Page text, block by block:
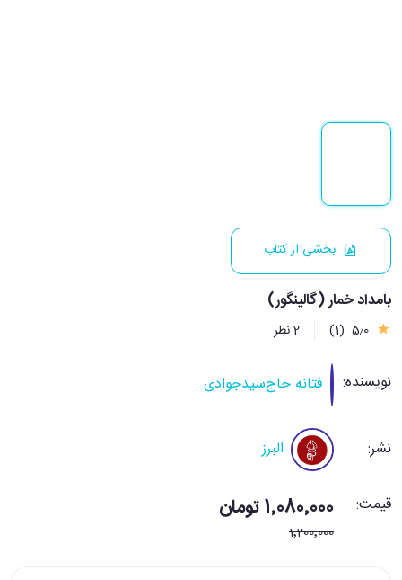
بخشی از کتاب
بامداد خمار (گالینگور)
5٫0 (1) 2 نظر
نویسنده: فتانه حاج‌سیدجوادی
نشر: البرز
قیمت: 1٬080٬000 تومان
1٬200٬000